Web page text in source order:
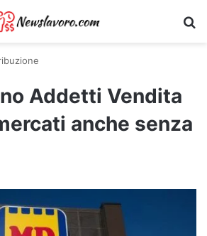
Addetti Vendita
anche senza